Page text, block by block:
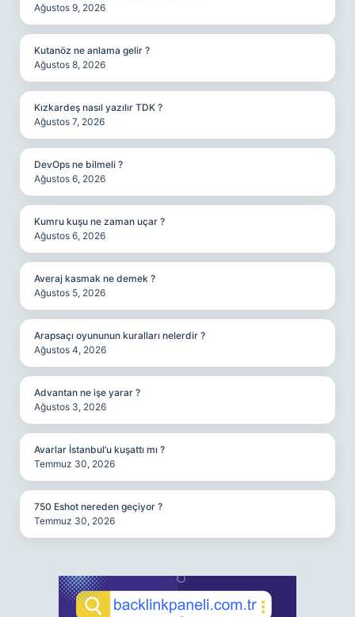
Ağustos 9, 2026
Kutanöz ne anlama gelir ?
Ağustos 8, 2026
Kızkardeş nasıl yazılır TDK ?
Ağustos 7, 2026
DevOps ne bilmeli ?
Ağustos 6, 2026
Kumru kuşu ne zaman uçar ?
Ağustos 6, 2026
Averaj kasmak ne demek ?
Ağustos 5, 2026
Arapsaçı oyununun kuralları nelerdir ?
Ağustos 4, 2026
Advantan ne işe yarar ?
Ağustos 3, 2026
Avarlar İstanbul’u kuşattı mı ?
Temmuz 30, 2026
750 Eshot nereden geçiyor ?
Temmuz 30, 2026